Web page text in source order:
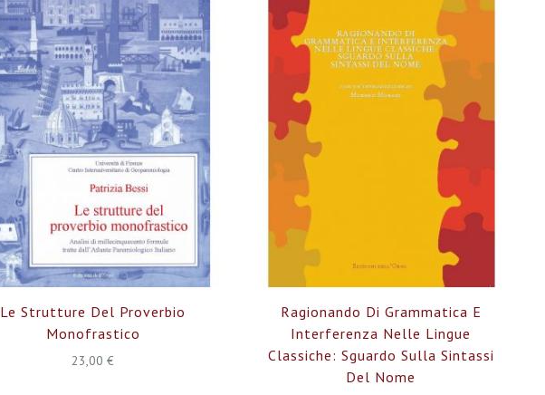
Le Strutture Del Proverbio
Monofrastico
23,00 €
Ragionando Di Grammatica E
Interferenza Nelle Lingue
Classiche: Sguardo Sulla Sintassi
Del Nome